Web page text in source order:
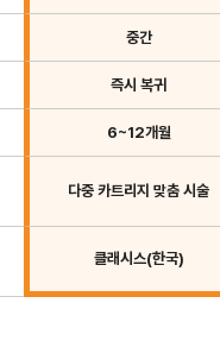
중간
즉시 복귀
6~12개월
다중 카트리지 맞춤 시술
클래시스(한국)